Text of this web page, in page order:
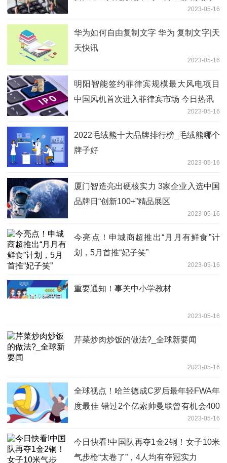
2023-05-16
华为如何自由复制文字 华为 复制文字|天
天快讯
2023-05-16
明阳智能签约菲律宾规模最大风电项目
中国风机首次进入菲律宾市场 今日热讯
2023-05-16
2022毛绒熊十大品牌排行榜_毛绒熊哪个
牌子好
2023-05-16
厦门智造亮出硬核实力 3家企业入选中国
品牌日“创新100+”精品展区
2023-05-16
今亮点！申城商超推出“月月有鲜食”计
划，5月首推“妃子笑”
2023-05-16
重要通知！事关中小学教材
2023-05-16
芹菜炒肉炒饭的做法?_全球新要闻
2023-05-16
全球视点！哈兰德成C罗后最年轻FWA年
度最佳 错过2个亿索帅曼联曾有机会400
万镑签下哈兰德但是他们不听(今2023-05-16
今日快看!中国队再夺1金2铜！女子10米
气步枪“太卷了”，4人均有夺冠实力